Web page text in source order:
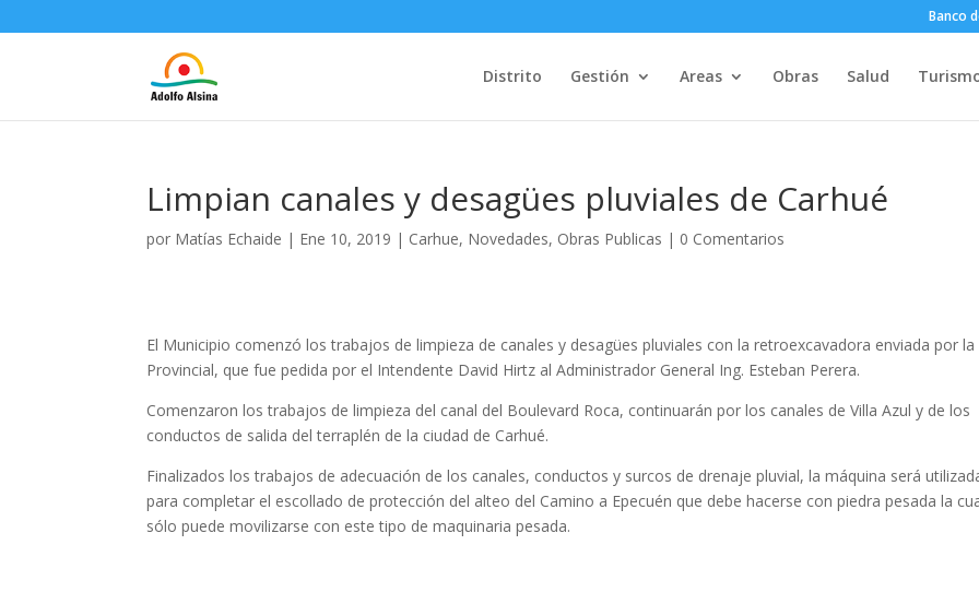
Banco
Distrito Gestión Areas Obras Salud
Limpian canales y desagües pluviales de Carhué
por Matías Echaide | Ene 10, 2019 | Carhue, Novedades, Obras Publicas | 0 Comentarios
El Municipio comenzó los trabajos de limpieza de canales y desagües pluviales con la retroexcavadora enviada por la
Provincial, que fue pedida por el Intendente David Hirtz al Administrador General Ing. Esteban Perera.
Comenzaron los trabajos de limpieza del canal del Boulevard Roca, continuarán por los canales de Villa Azul y de los
conductos de salida del terraplén de la ciudad de Carhué.
Finalizados los trabajos de adecuación de los canales, conductos y surcos de drenaje pluvial, la máquina será
para completar el escollado de protección del alteo del Camino a Epecuén que debe hacerse con piedra pesada la
sólo puede movilizarse con este tipo de maquinaria pesada.